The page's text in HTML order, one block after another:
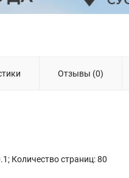
Отзывы (0)
Количество страниц: 80